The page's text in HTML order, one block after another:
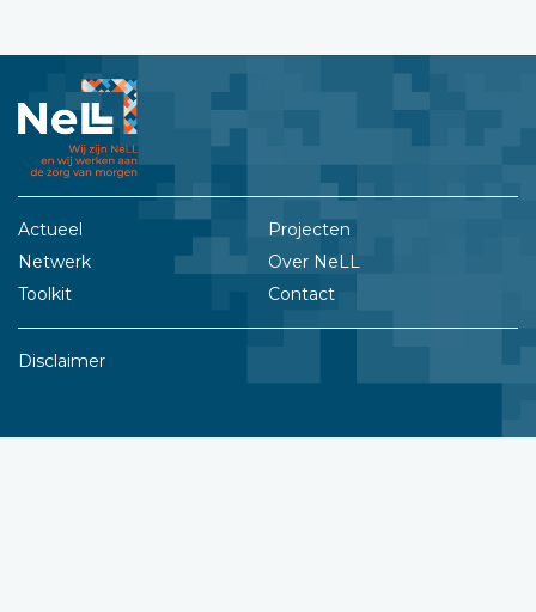
Actueel
Projecten
Netwerk
Over NeLL
Toolkit
Contact
Disclaimer